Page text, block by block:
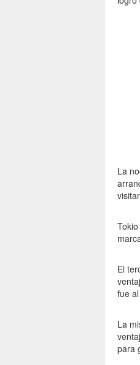
La
El
fue
La
para